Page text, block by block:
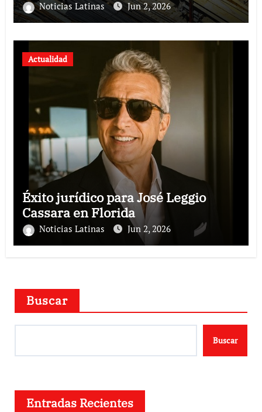
revoluciona eficiencia en proyectos
modernos
Noticias Latinas Jun 2, 2026
Actualidad
Éxito jurídico para José Leggio
Cassara en Florida
Noticias Latinas Jun 2, 2026
Buscar
Buscar
Entradas Recientes